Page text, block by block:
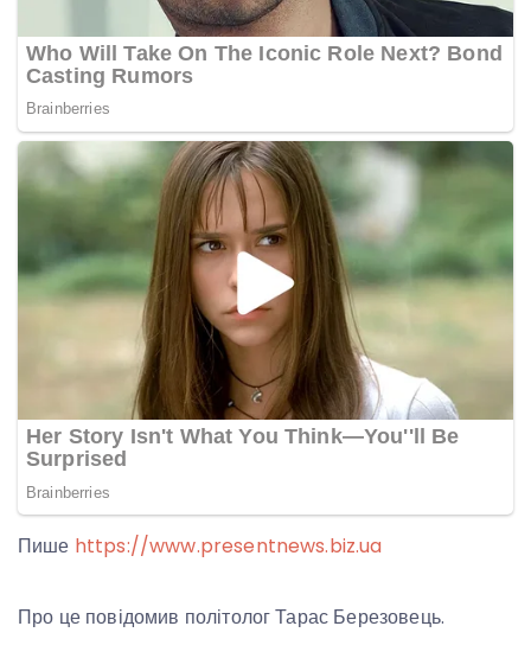
Пише https://www.presentnews.biz.ua
Про це повідомив політолог Тарас Березовець.